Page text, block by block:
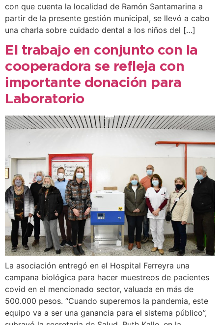
con que cuenta la localidad de Ramón Santamarina a
partir de la presente gestión municipal, se llevó a cabo
una charla sobre cuidado dental a los niños del […]
El trabajo en conjunto con la
cooperadora se refleja con
importante donación para
Laboratorio
La asociación entregó en el Hospital Ferreyra una
campana biológica para hacer muestreos de pacientes
covid en el mencionado sector, valuada en más de
500.000 pesos. “Cuando superemos la pandemia, este
equipo va a ser una ganancia para el sistema público”,